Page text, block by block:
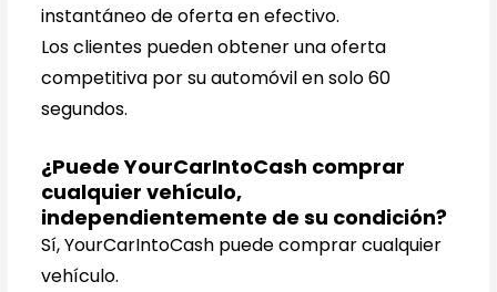
instantáneo de oferta en efectivo.
Los clientes pueden obtener una oferta
competitiva por su automóvil en solo 60
segundos.
¿Puede YourCarIntoCash comprar
cualquier vehículo,
independientemente de su condición?
Sí, YourCarIntoCash puede comprar cualquier
vehículo.